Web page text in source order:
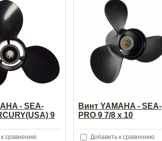
- SEA-
9
сравнению
Винт YAMAHA - SEA-
PRO 9 7/8 х 10
Добавить к сравнению